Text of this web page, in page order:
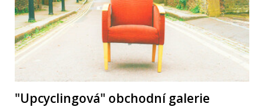
"Upcyclingová" obchodní galerie